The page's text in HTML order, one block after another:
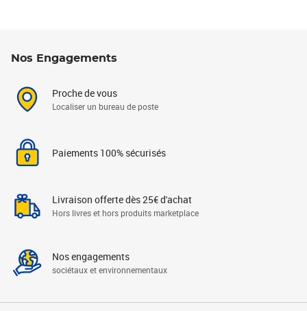
Nos Engagements
Proche de vous
Localiser un bureau de poste
Paiements 100% sécurisés
Livraison offerte dès 25€ d'achat
Hors livres et hors produits marketplace
Nos engagements
sociétaux et environnementaux